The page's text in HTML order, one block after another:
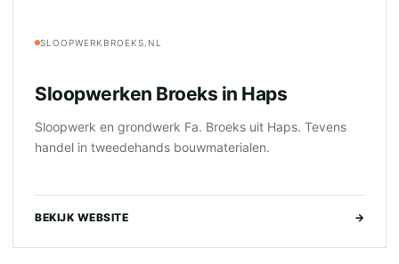
SLOOPWERKBROEKS.NL
Sloopwerken Broeks in Haps
Sloopwerk en grondwerk Fa. Broeks uit Haps. Tevens
handel in tweedehands bouwmaterialen.
BEKIJK WEBSITE →